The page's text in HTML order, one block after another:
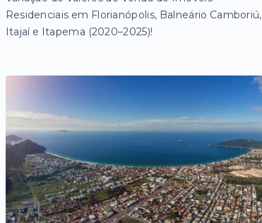
Residenciais em Florianópolis, Balneário Camboriú,
Itajaí e Itapema (2020–2025)!